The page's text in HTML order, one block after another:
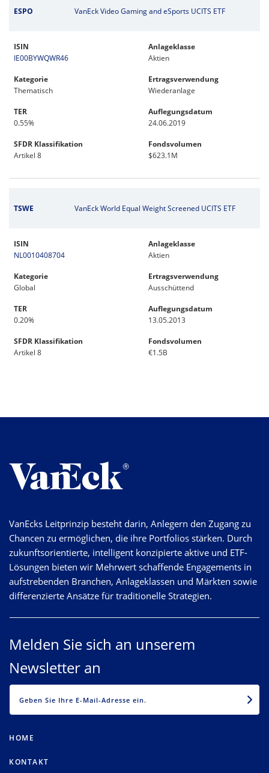
ESPO VanEck Video Gaming and eSports UCITS ETF
ISIN
IE00BYWQWR46
Anlageklasse
Aktien
Kategorie
Thematisch
Ertragsverwendung
Wiederanlage
TER
0.55%
Auflegungsdatum
24.06.2019
SFDR Klassifikation
Artikel 8
Fondsvolumen
$623.1M
TSWE VanEck World Equal Weight Screened UCITS ETF
ISIN
NL0010408704
Anlageklasse
Aktien
Kategorie
Global
Ertragsverwendung
Ausschüttend
TER
0.20%
Auflegungsdatum
13.05.2013
SFDR Klassifikation
Artikel 8
Fondsvolumen
€1.5B
VanEcks Leitprinzip besteht darin, Anlegern den Zugang zu
Chancen zu ermöglichen, die ihre Portfolios stärken. Durch
zukunftsorientierte, intelligent konzipierte aktive und ETF-
Lösungen bieten wir Mehrwert schaffende Engagements in
aufstrebenden Branchen, Anlageklassen und Märkten sowie
differenzierte Ansätze für traditionelle Strategien.
Melden Sie sich an unserem
Newsletter an
HOME
KONTAKT